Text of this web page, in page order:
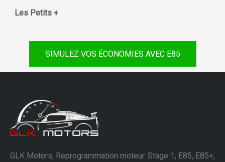
Les Petits +
SIMULEZ VOS ÉCONOMIES AVEC E85
GLK Motors, Reprogrammation moteur. Stage 1, E85, E85+,